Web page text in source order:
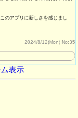
のアプリに新しさを感じまし
2024/8/12(Mon) No:35
表示